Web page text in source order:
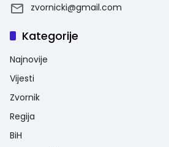
zvornicki@gmail.com
Kategorije
Najnovije
Vijesti
Zvornik
Regija
BiH